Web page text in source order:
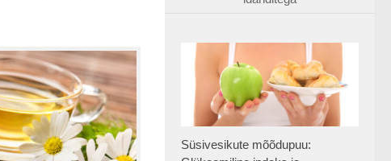
Süsivesikute mõõdupuu: